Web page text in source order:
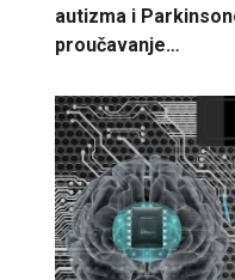
autizma i
proučavanje…